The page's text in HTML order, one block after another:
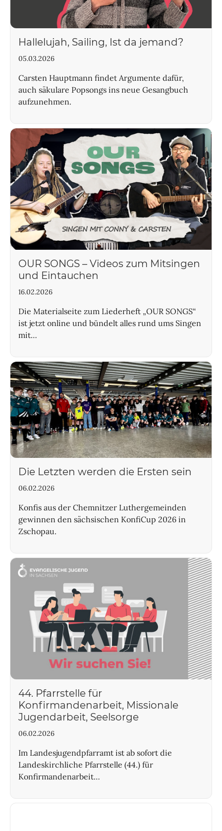
Hallelujah, Sailing, Ist da jemand?
05.03.2026
Carsten Hauptmann findet Argumente dafür,
auch säkulare Popsongs ins neue Gesangbuch
aufzunehmen.
OUR SONGS – Videos zum Mitsingen
und Eintauchen
16.02.2026
Die Materialseite zum Liederheft „OUR SONGS“
ist jetzt online und bündelt alles rund ums Singen
mit…
Die Letzten werden die Ersten sein
06.02.2026
Konfis aus der Chemnitzer Luthergemeinden
gewinnen den sächsischen KonfiCup 2026 in
Zschopau.
44. Pfarrstelle für
Konfirmandenarbeit, Missionale
Jugendarbeit, Seelsorge
06.02.2026
Im Landesjugendpfarramt ist ab sofort die
Landeskirchliche Pfarrstelle (44.) für
Konfirmandenarbeit…